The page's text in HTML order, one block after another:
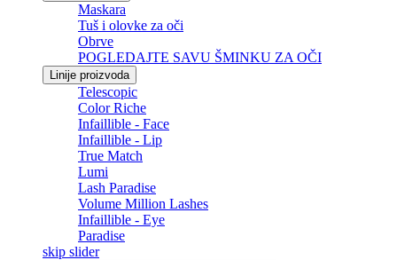
Maskara
Tuš i olovke za oči
Obrve
POGLEDAJTE SAVU ŠMINKU ZA OČI
Linije proizvoda
Telescopic
Color Riche
Infaillible - Face
Infaillible - Lip
True Match
Lumi
Lash Paradise
Volume Million Lashes
Infaillible - Eye
Paradise
skip slider